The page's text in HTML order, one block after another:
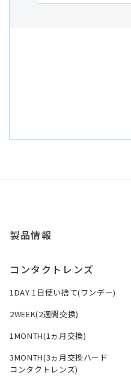
製品情報
コンタクトレンズ
1DAY 1日使い捨て(ワンデー)
2WEEK(2週間交換)
1MONTH(1ヵ月交換)
3MONTH(3ヵ月交換ハード
コンタクトレンズ)